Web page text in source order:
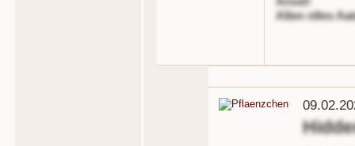
Allen nlles